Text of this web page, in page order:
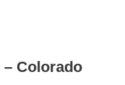
– Colorado